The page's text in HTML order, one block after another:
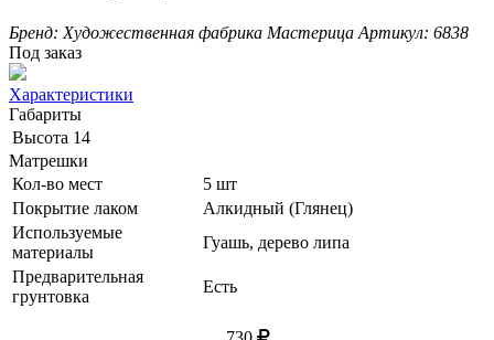
Бренд: Художественная фабрика Мастерица Артикул: 6838
Под заказ
Характеристики
Габариты
Высота 14
Матрешки
Кол-во мест
5 шт
Покрытие лаком
Алкидный (Глянец)
Используемые
материалы
Гуашь, дерево липа
Предварительная
грунтовка
Есть